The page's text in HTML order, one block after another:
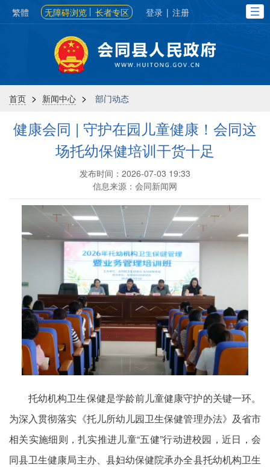
繁體 无障碍浏览 长者专区 登录 | 注册
首页 > 新闻中心 > 部门动态
健康会同 | 守护在园儿童健康！会同这
场托幼保健培训干货十足
发布时间：2026-07-03 19:33
信息来源：会同新闻网
托幼机构卫生保健是学龄前儿童健康守护的关键一环。
为深入贯彻落实《托儿所幼儿园卫生保健管理办法》及省市
相关实施细则，扎实推进儿童“五健”行动进校园，近日，会
同县卫生健康局主办、县妇幼保健院承办全县托幼机构卫生